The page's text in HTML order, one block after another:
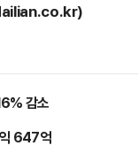
감소
647억